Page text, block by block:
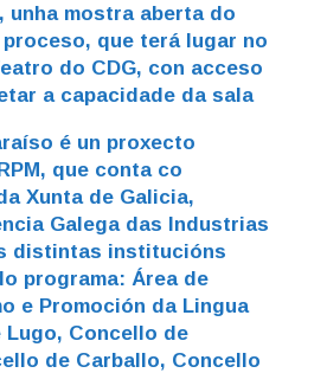
unha mostra aberta do
que terá lugar no
do CDG, con acceso
a capacidade da sala
é un proxecto
que conta co
Xunta de Galicia,
Galega das Industrias
distintas institucións
programa: Área de
e Promoción da Lingua
Concello de
de Carballo, Concello